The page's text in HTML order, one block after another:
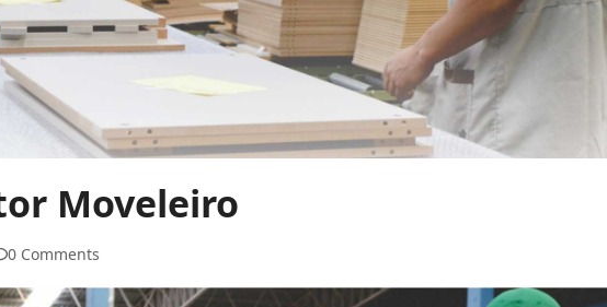
Moveleiro
0 Comments